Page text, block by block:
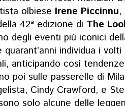
olbiese Irene Piccinnu,
42ª edizione di The
degli eventi più iconici
individua i
anticipando così
poi sulle passerelle di
Cindy Crawford, e